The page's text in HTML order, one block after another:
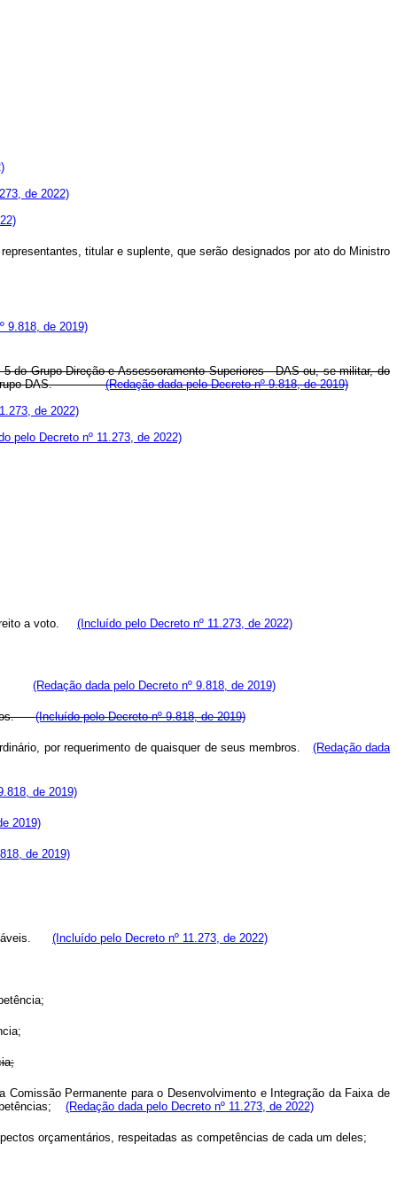
de 2022)
titular e suplente, que serão designados por ato do Ministro
9.818, de 2019)
Grupo-Direção e Assessoramento Superiores - DAS ou, se militar, do
4 do Grupo-DAS.(Redação dada pelo Decreto nº 9.818, de 2019)
de 2022)
pelo Decreto nº 11.273, de 2022)
a voto. (Incluído pelo Decreto nº 11.273, de 2022)
(Redação dada pelo Decreto nº 9.818, de 2019)
(Incluído pelo Decreto nº 9.818, de 2019)
por requerimento de quaisquer de seus membros. (Redação dada
de 2019)
2019)
de 2019)
(Incluído pelo Decreto nº 11.273, de 2022)
Permanente para o Desenvolvimento e Integração da Faixa de
(Redação dada pelo Decreto nº 11.273, de 2022)
orçamentários, respeitadas as competências de cada um deles;